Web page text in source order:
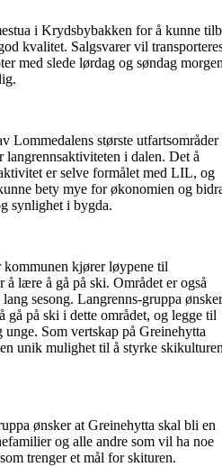
i Krydsbybakken for å kunne
kvalitet. Salgsvarer vil
med slede lørdag og søndag
Lommedalens største utfartsområder
i dalen. Det å
er selve formålet med LIL, og
bety mye for økonomien og
synlighet i bygda.
kommunen kjører løypene til
lære å gå på ski. Området er også
sesong. Langrenns-gruppa ønsker
gå på ski i dette området, og legge til
Som vertskap på Greinehytta
unik mulighet til å styrke
ønsker at Greinehytta skal bli en
og alle andre som vil ha noe
trenger et mål for skituren.